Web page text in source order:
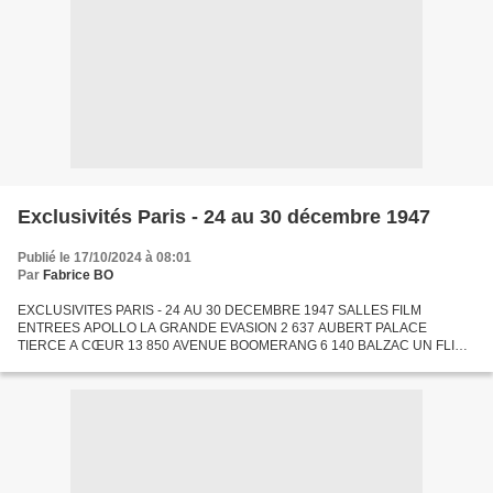
Exclusivités Paris - 24 au 30 décembre 1947
Publié le 17/10/2024 à 08:01
Par Fabrice BO
EXCLUSIVITES PARIS - 24 AU 30 DECEMBRE 1947 SALLES FILM
ENTREES APOLLO LA GRANDE EVASION 2 637 AUBERT PALACE
TIERCE A CŒUR 13 850 AVENUE BOOMERANG 6 140 BALZAC UN FLIC 6
FOUS 1 030 BOULVARDIA...